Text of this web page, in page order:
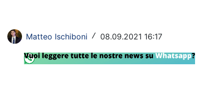
Rassegna Lazio
Social
Matteo Ischiboni / 08.09.2021 16:17